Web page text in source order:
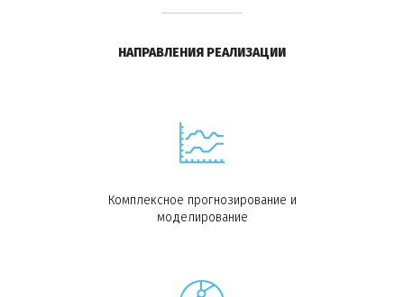
НАПРАВЛЕНИЯ РЕАЛИЗАЦИИ
Комплексное прогнозирование и
моделирование